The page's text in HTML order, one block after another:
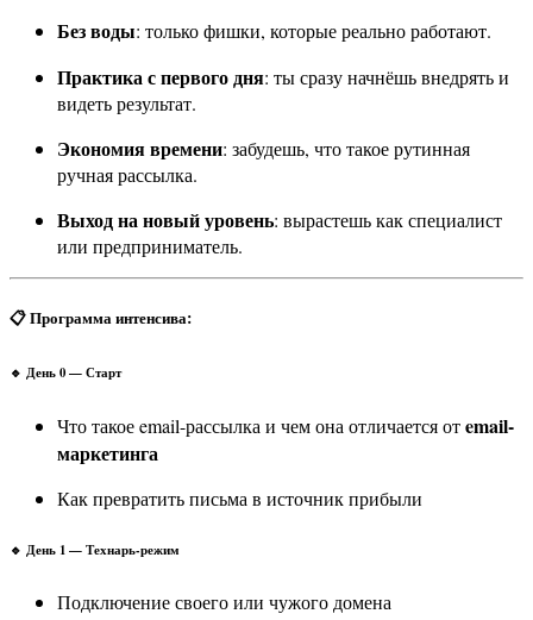
Без воды: только фишки, которые реально работают.
Практика с первого дня: ты сразу начнёшь внедрять и
видеть результат.
Экономия времени: забудешь, что такое рутинная
ручная рассылка.
Выход на новый уровень: вырастешь как специалист
или предприниматель.
📋 Программа интенсива:
🔹 День 0 — Старт
Что такое email-рассылка и чем она отличается отemail-
маркетинга
Как превратить письма в источник прибыли
🔹 День 1 — Технарь-режим
Подключение своего или чужого домена